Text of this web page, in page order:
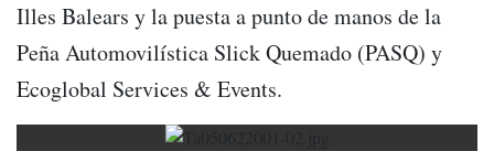
Illes Balears y la puesta a punto de manos de la
Peña Automovilística Slick Quemado (PASQ) y
Ecoglobal Services & Events.